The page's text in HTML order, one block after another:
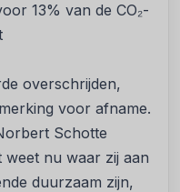
13% van de CO₂-
overschrijden,
voor afname.
Schotte
weet nu waar zij aan
duurzaam zijn,